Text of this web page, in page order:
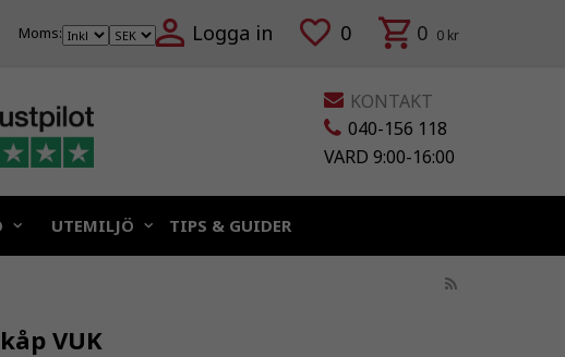
Moms: Logga in 0 0 0 kr
KONTAKT
040-156 118
VARD 9:00-16:00
UTEMILJÖ TIPS & GUIDER
VUK